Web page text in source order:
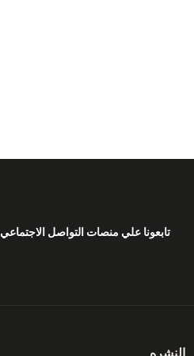
تابعونا علي منصات التواصل الاجتماعي